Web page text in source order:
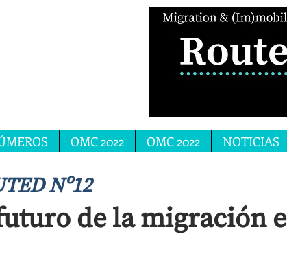
OMC 2022 OMC 2022 NOTICIAS
Nº12
de la migración